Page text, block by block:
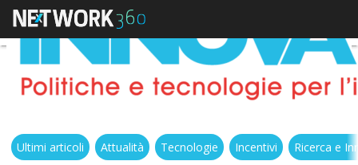
Ultimi articoli Attualità Tecnologie Incentivi Ricerca e